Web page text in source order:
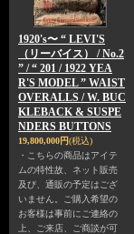
1920's〜 “ LEVI'S
（リーバイス） / No.2
” / “ 201 / 1922 YEA
R'S MODEL ” WAIST
OVERALLS / W. BUC
KLEBACK & SUSPE
NDERS BUTTONS
19,800,000円(税込)
・こちらの商品はアイテ
ムの特性故、ネット販売
及び、通販の予定はござ
いません。ご購入希望の
お客様は事前にご連絡の
上、ご来店、ご商談が可